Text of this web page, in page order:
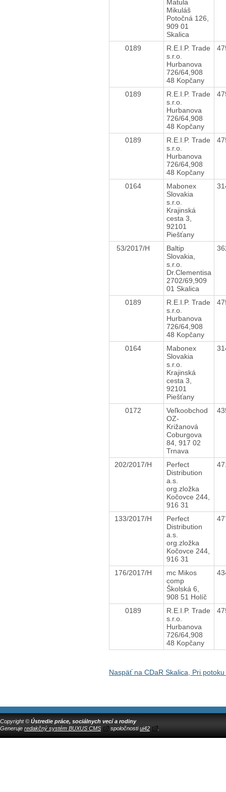
Matula
Mikuláš
Potočná 126,
909 01
Skalica
0189
R.E.I.P. Trade
s.r.o.
Hurbanova
726/64,908
48 Kopčany
0189
R.E.I.P. Trade
s.r.o.
Hurbanova
726/64,908
48 Kopčany
0189
R.E.I.P. Trade
s.r.o.
Hurbanova
726/64,908
48 Kopčany
0164
Mabonex
Slovakia
s.r.o.
Krajinská
cesta 3,
92101
Piešťany
53/2017/H
Baltip
Slovakia,
s.r.o.
Dr.Clementisa
2702/69,909
01 Skalica
0189
R.E.I.P. Trade
s.r.o.
Hurbanova
726/64,908
48 Kopčany
0164
Mabonex
Slovakia
s.r.o.
Krajinská
cesta 3,
92101
Piešťany
0172
Veľkoobchod
OZ-
Križanová
Coburgova
84, 917 02
Trnava
202/2017/H
Perfect
Distribution
a.s.
org.zložka
Kočovce 244,
916 31
133/2017/H
Perfect
Distribution
a.s.
org.zložka
Kočovce 244,
916 31
176/2017/H
mc Mikos
comp
Školská 6,
908 51 Holíč
0189
R.E.I.P. Trade
s.r.o.
Hurbanova
726/64,908
48 Kopčany
Naspäť na CDaR Skalica, Pri potoku
Copyright © Ústredie práce, sociálnych vecí a rodiny
Generuje redakčný systém BUXUS CMS spoločnostiui42